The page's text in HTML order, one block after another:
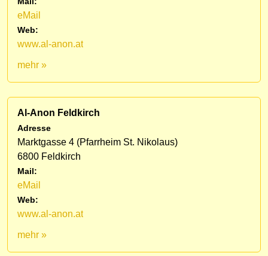
eMail
Web:
www.al-anon.at
mehr »
Al-Anon Feldkirch
Adresse
Marktgasse 4 (Pfarrheim St. Nikolaus)
6800 Feldkirch
Mail:
eMail
Web:
www.al-anon.at
mehr »